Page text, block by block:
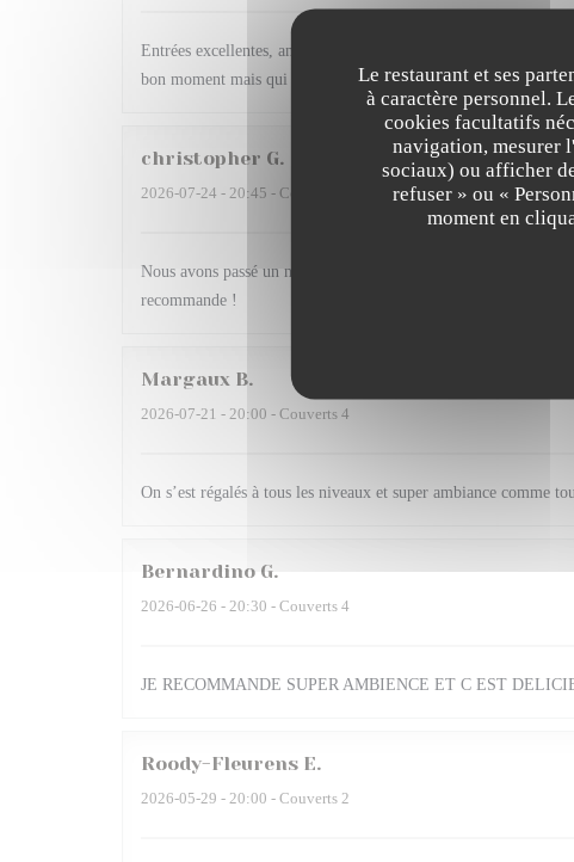
Le restaurant et ses
à caractère personnel.
cookies facultatifs
navigation, mesurer
sociaux) ou afficher
refuser » ou «
moment en
Entrées excellentes, ambiance sympa, plat signature à revoir,
bon moment mais qui ne justifie pas à mon sens une liste d
christopher G
2026-07-24 - 20:45 - Couverts 9
Nous avons passé un moment inoubliable!!! Max est un vrai
recommande !
Margaux B
2026-07-21 - 20:00 - Couverts 4
On s’est régalés à tous les niveaux et super ambiance comme
Bernardino G
2026-06-26 - 20:30 - Couverts 4
JE RECOMMANDE SUPER AMBIENCE ET C EST
Roody-Fleurens E
2026-05-29 - 20:00 - Couverts 2